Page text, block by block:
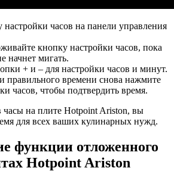
часов на панели управления
кнопку настройки часов, пока
начнет мигать.
+ и – для настройки часов и минут.
правильного времени снова нажмите
часов, чтобы подтвердить время.
часы на плите Hotpoint Ariston, вы
для всех ваших кулинарных нужд.
функции отложенного
Hotpoint Ariston